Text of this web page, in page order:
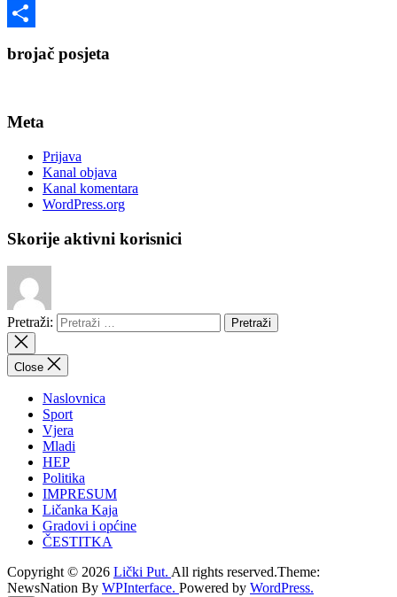
Twitter
brojač posjeta
Meta
Prijava
Kanal objava
Kanal komentara
WordPress.org
Skorije aktivni korisnici
Pretraži:
Close
Naslovnica
Sport
Vjera
Mladi
HEP
Politika
IMPRESUM
Ličanka Kaja
Gradovi i općine
ČESTITKA
Copyright © 2026 Lički Put. All rights reserved.Theme:
NewsNation By WPInterface. Powered by WordPress.